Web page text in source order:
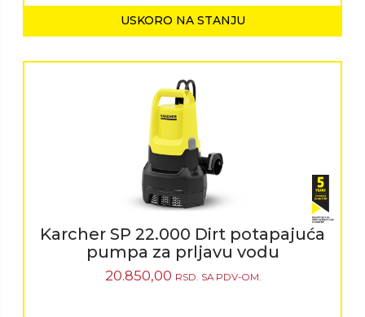
USKORO NA STANJU
Karcher SP 22.000 Dirt potapajuća
pumpa za prljavu vodu
20.850,00 RSD. SA PDV-OM.